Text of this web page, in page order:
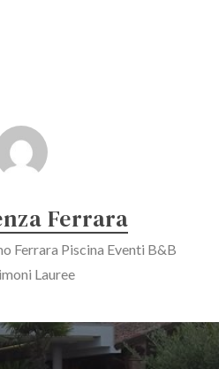
Ferrara
Ferrara Piscina Eventi B&B
Lauree